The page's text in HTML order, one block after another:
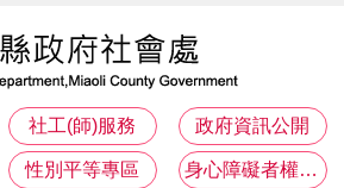
社工(師)服務 政府資訊公開
性別平等專區 身心障礙者權利公約(CRPD)專區